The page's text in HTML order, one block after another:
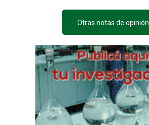
Otras notas de opinión